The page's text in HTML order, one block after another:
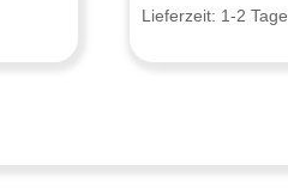
Lieferzeit: 1-2 Tage